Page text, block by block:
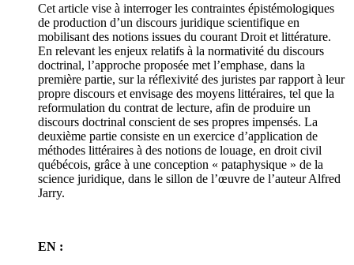
Cet article vise à interroger les contraintes épistémologiques
de production d’un discours juridique scientifique en
mobilisant des notions issues du courant Droit et littérature.
En relevant les enjeux relatifs à la normativité du discours
doctrinal, l’approche proposée met l’emphase, dans la
première partie, sur la réflexivité des juristes par rapport à leur
propre discours et envisage des moyens littéraires, tel que la
reformulation du contrat de lecture, afin de produire un
discours doctrinal conscient de ses propres impensés. La
deuxième partie consiste en un exercice d’application de
méthodes littéraires à des notions de louage, en droit civil
québécois, grâce à une conception « pataphysique » de la
science juridique, dans le sillon de l’œuvre de l’auteur Alfred
Jarry.
EN :